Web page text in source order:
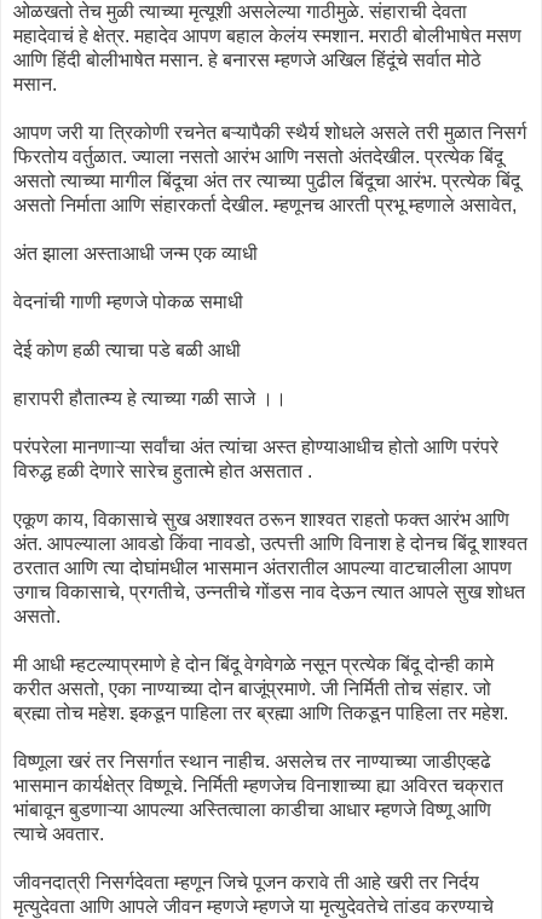
ओळखतो तेच मुळी त्याच्या मृत्यूशी असलेल्या गाठीमुळे. संहाराची देवता
महादेवाचं हे क्षेत्र. महादेव आपण बहाल केलंय स्मशान. मराठी बोलीभाषेत मसण
आणि हिंदी बोलीभाषेत मसान. हे बनारस म्हणजे अखिल हिंदूंचे सर्वात मोठे
मसान.
आपण जरी या त्रिकोणी रचनेत बऱ्यापैकी स्थैर्य शोधले असले तरी मुळात निसर्ग
फिरतोय वर्तुळात. ज्याला नसतो आरंभ आणि नसतो अंतदेखील. प्रत्येक बिंदू
असतो त्याच्या मागील बिंदूचा अंत तर त्याच्या पुढील बिंदूचा आरंभ. प्रत्येक बिंदू
असतो निर्माता आणि संहारकर्ता देखील. म्हणूनच आरती प्रभू म्हणाले असावेत,
अंत झाला अस्ताआधी जन्म एक व्याधी
वेदनांची गाणी म्हणजे पोकळ समाधी
देई कोण हळी त्याचा पडे बळी आधी
हारापरी हौतात्म्य हे त्याच्या गळी साजे ।।
परंपरेला मानणाऱ्या सर्वांचा अंत त्यांचा अस्त होण्याआधीच होतो आणि परंपरे
विरुद्ध हळी देणारे सारेच हुतात्मे होत असतात .
एकूण काय, विकासाचे सुख अशाश्वत ठरून शाश्वत राहतो फक्त आरंभ आणि
अंत. आपल्याला आवडो किंवा नावडो, उत्पत्ती आणि विनाश हे दोनच बिंदू शाश्वत
ठरतात आणि त्या दोघांमधील भासमान अंतरातील आपल्या वाटचालीला आपण
उगाच विकासाचे, प्रगतीचे, उन्नतीचे गोंडस नाव देऊन त्यात आपले सुख शोधत
असतो.
मी आधी म्हटल्याप्रमाणे हे दोन बिंदू वेगवेगळे नसून प्रत्येक बिंदू दोन्ही कामे
करीत असतो, एका नाण्याच्या दोन बाजूंप्रमाणे. जी निर्मिती तोच संहार. जो
ब्रह्मा तोच महेश. इकडून पाहिला तर ब्रह्मा आणि तिकडून पाहिला तर महेश.
विष्णूला खरं तर निसर्गात स्थान नाहीच. असलेच तर नाण्याच्या जाडीएव्हढे
भासमान कार्यक्षेत्र विष्णूचे. निर्मिती म्हणजेच विनाशाच्या ह्या अविरत चक्रात
भांबावून बुडणाऱ्या आपल्या अस्तित्वाला काडीचा आधार म्हणजे विष्णू आणि
त्याचे अवतार.
जीवनदात्री निसर्गदेवता म्हणून जिचे पूजन करावे ती आहे खरी तर निर्दय
मृत्युदेवता आणि आपले जीवन म्हणजे म्हणजे या मृत्युदेवतेचे तांडव करण्याचे